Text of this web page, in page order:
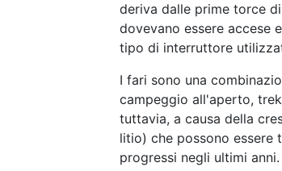
deriva dalle prime torce
dovevano essere accese
tipo di interruttore
I fari sono una
campeggio all'aperto,
tuttavia, a causa della
litio) che possono
progressi negli ultimi anni.